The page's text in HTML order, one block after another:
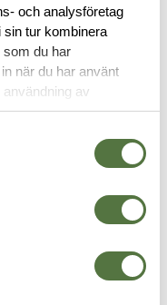
och analysföretag
tur kombinera
som du har
när du har använt
av
av